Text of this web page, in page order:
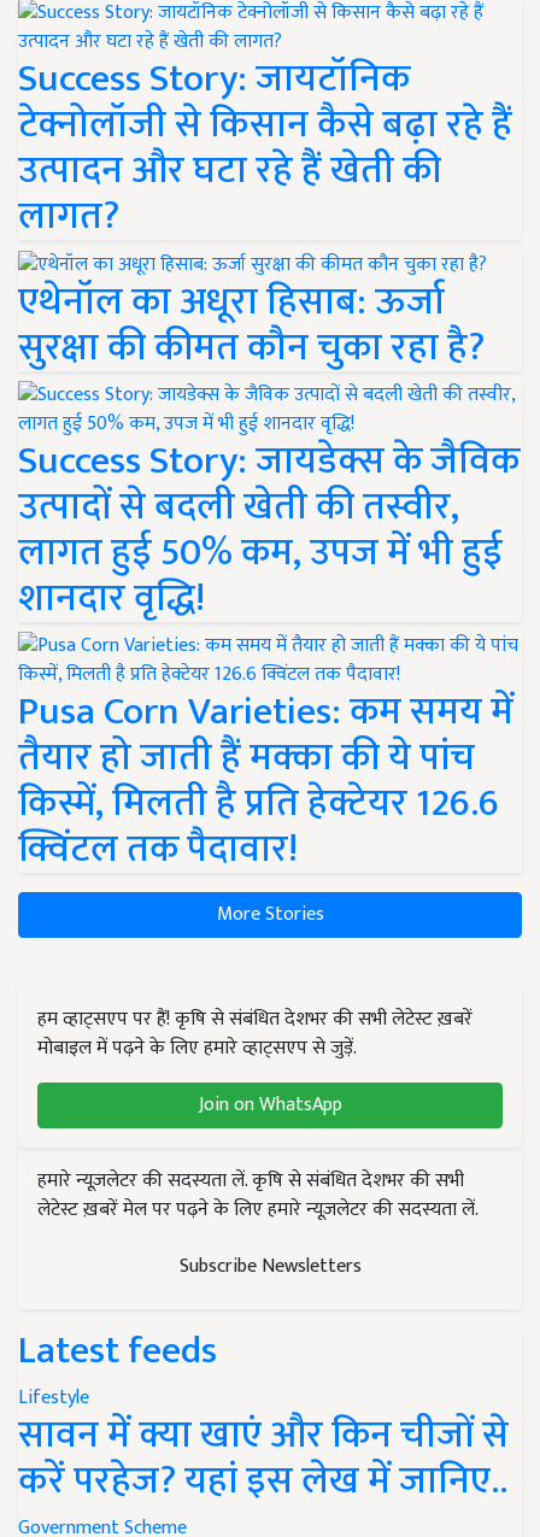
Success Story: जायटॉनिक
टेक्नोलॉजी से किसान कैसे बढ़ा रहे हैं
उत्पादन और घटा रहे हैं खेती की
लागत?
एथेनॉल का अधूरा हिसाब: ऊर्जा
सुरक्षा की कीमत कौन चुका रहा है?
Success Story: जायडेक्स के जैविक
उत्पादों से बदली खेती की तस्वीर,
लागत हुई 50% कम, उपज में भी हुई
शानदार वृद्धि!
Pusa Corn Varieties: कम समय में
तैयार हो जाती हैं मक्का की ये पांच
किस्में, मिलती है प्रति हेक्टेयर 126.6
क्विंटल तक पैदावार!
More Stories
हम व्हाट्सएप पर हैं! कृषि से संबंधित देशभर की सभी लेटेस्ट ख़बरें
मोबाइल में पढ़ने के लिए हमारे व्हाट्सएप से जुड़ें.
Join on WhatsApp
हमारे न्यूज़लेटर की सदस्यता लें. कृषि से संबंधित देशभर की सभी
लेटेस्ट ख़बरें मेल पर पढ़ने के लिए हमारे न्यूज़लेटर की सदस्यता लें.
Subscribe Newsletters
Latest feeds
Lifestyle
सावन में क्या खाएं और किन चीजों से
करें परहेज? यहां इस लेख में जानिए..
Government Scheme